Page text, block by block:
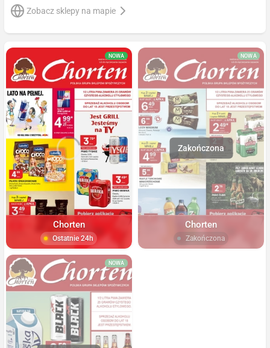
Zobacz sklepy na mapie
NOWA
Chorten
Ostatnie 24h
NOWA
Chorten
Zakończona
NOWA